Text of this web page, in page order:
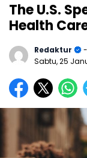
The U.S.
Health
Redaktur
Sabtu, 25